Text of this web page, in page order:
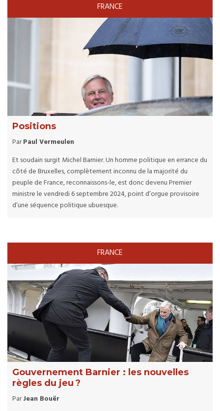
FRANCE
Positions
ParPaul Vermeulen
Et soudain surgit Michel Barnier. Un homme politique en errance du
côté de Bruxelles, complètement inconnu de la majorité du
peuple de France, reconnaissons-le, est donc devenu Premier
ministre le vendredi 6 septembre 2024, point d’orgue provisoire
d’une séquence politique ubuesque.
FRANCE
Gouvernement Barnier : les nouvelles
règles du jeu ?
ParJean Bouër